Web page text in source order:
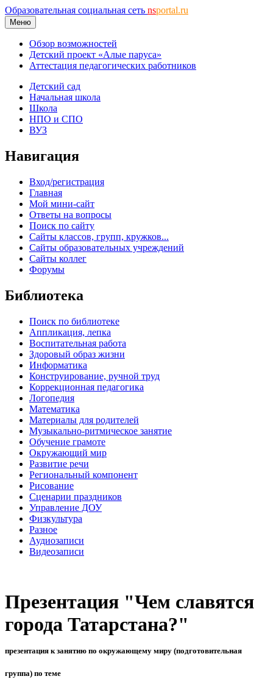
Образовательная социальная сеть nsportal.ru
Меню
Обзор возможностей
Детский проект «Алые паруса»
Аттестация педагогических работников
Детский сад
Начальная школа
Школа
НПО и СПО
ВУЗ
Навигация
Вход/регистрация
Главная
Мой мини-сайт
Ответы на вопросы
Поиск по сайту
Сайты классов, групп, кружков...
Сайты образовательных учреждений
Сайты коллег
Форумы
Библиотека
Поиск по библиотеке
Аппликация, лепка
Воспитательная работа
Здоровый образ жизни
Информатика
Конструирование, ручной труд
Коррекционная педагогика
Логопедия
Математика
Материалы для родителей
Музыкально-ритмическое занятие
Обучение грамоте
Окружающий мир
Развитие речи
Региональный компонент
Рисование
Сценарии праздников
Управление ДОУ
Физкультура
Разное
Аудиозаписи
Видеозаписи
Презентация "Чем славятся
города Татарстана?"
презентация к занятию по окружающему миру (подготовительная
группа) по теме